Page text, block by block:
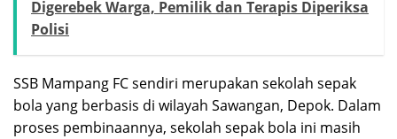
Digerebek Warga, Pemilik dan Terapis Diperiksa
Polisi
SSB Mampang FC sendiri merupakan sekolah sepak
bola yang berbasis di wilayah Sawangan, Depok. Dalam
proses pembinaannya, sekolah sepak bola ini masih